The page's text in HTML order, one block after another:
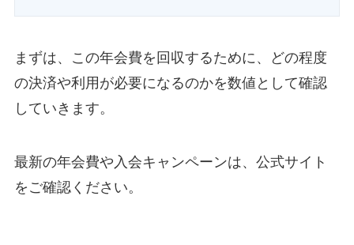
まずは、この年会費を回収するために、どの程度
の決済や利用が必要になるのかを数値として確認
していきます。
最新の年会費や入会キャンペーンは、公式サイト
をご確認ください。